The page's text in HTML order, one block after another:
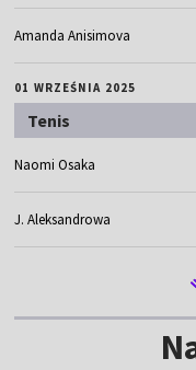
Amanda Anisimova
01 WRZEŚNIA 2025
Tenis
Naomi Osaka
J. Aleksandrowa